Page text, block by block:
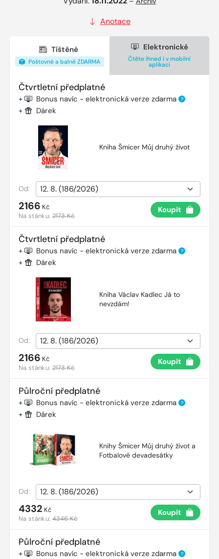
Anotace
Tištěné
Poštovné a balné ZDARMA
Elektronické
Čtěte ihned i v mobilní
aplikaci
Čtvrtletní předplatné
+ Bonus navíc - elektronická verze zdarma ?
+ Dárek
Kniha Šmicer Můj druhý život
Od:
2166 Kč
Na stánku:2173 Kč
Koupit
Čtvrtletní předplatné
+ Bonus navíc - elektronická verze zdarma ?
+ Dárek
Kniha Václav Kadlec Já to
nevzdám!
Od:
2166 Kč
Na stánku:2173 Kč
Koupit
Půlroční předplatné
+ Bonus navíc - elektronická verze zdarma ?
+ Dárek
Knihy Šmicer Můj druhý život a
Fotbalové devadesátky
Od:
4332 Kč
Na stánku:4346 Kč
Koupit
Půlroční předplatné
+ Bonus navíc - elektronická verze zdarma ?